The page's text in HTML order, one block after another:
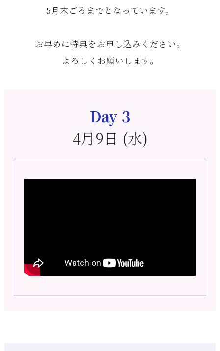
5月末ごろまでとなっています。
お早めに特典をお申し込みください。
よろしくお願いします。
Day 3
4月9日 (水)